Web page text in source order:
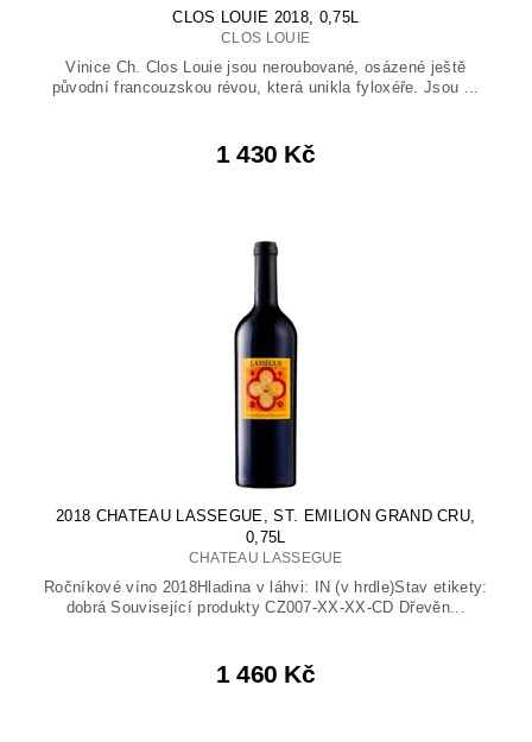
CLOS LOUIE 2018, 0,75L
CLOS LOUIE
Vinice Ch. Clos Louie jsou neroubované, osázené ještě
původní francouzskou révou, která unikla fyloxéře. Jsou ...
1 430 Kč
2018 CHATEAU LASSEGUE, ST. EMILION GRAND CRU,
0,75L
CHATEAU LASSEGUE
Ročníkové víno 2018Hladina v láhvi: IN (v hrdle)Stav etikety:
dobrá Související produkty CZ007-XX-XX-CD Dřevěn...
1 460 Kč